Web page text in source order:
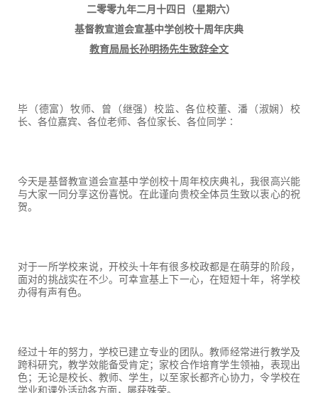
二零零九年二月十四日（星期六）
基督教宣道会宣基中学创校十周年庆典
教育局局长孙明扬先生致辞全文
毕（德富）牧师、曾（继强）校监、各位校董、潘（淑娴）校
长、各位嘉宾、各位老师、各位家长、各位同学∶
今天是基督教宣道会宣基中学创校十周年校庆典礼，我很高兴能
与大家一同分享这份喜悦。在此谨向贵校全体员生致以衷心的祝
贺。
对于一所学校来说，开校头十年有很多校政都是在萌芽的阶段，
面对的挑战实在不少。可幸宣基上下一心，在短短十年，将学校
办得有声有色。
经过十年的努力，学校已建立专业的团队。教师经常进行教学及
跨科研究，教学效能备受肯定；家校合作培育学生领袖，表现出
色；无论是校长、教师、学生，以至家长都齐心协力，令学校在
学业和课外活动各方面，屡获殊荣。